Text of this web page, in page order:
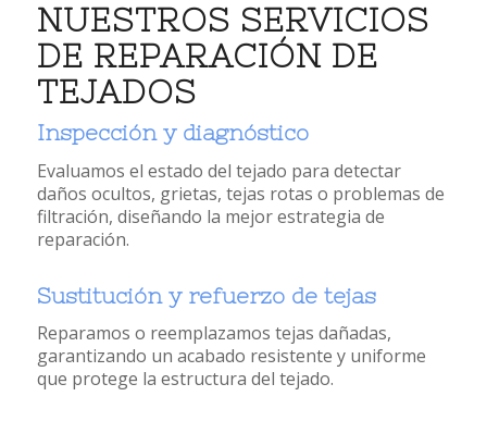
NUESTROS SERVICIOS
DE REPARACIÓN DE
TEJADOS
Inspección y diagnóstico
Evaluamos el estado del tejado para detectar
daños ocultos, grietas, tejas rotas o problemas de
filtración, diseñando la mejor estrategia de
reparación.
Sustitución y refuerzo de tejas
Reparamos o reemplazamos tejas dañadas,
garantizando un acabado resistente y uniforme
que protege la estructura del tejado.